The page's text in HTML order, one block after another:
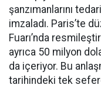
şanzımanlarını
imzaladı. Paris’te
Fuarı’nda
ayrıca 50 milyon
da içeriyor. Bu
tarihindeki tek